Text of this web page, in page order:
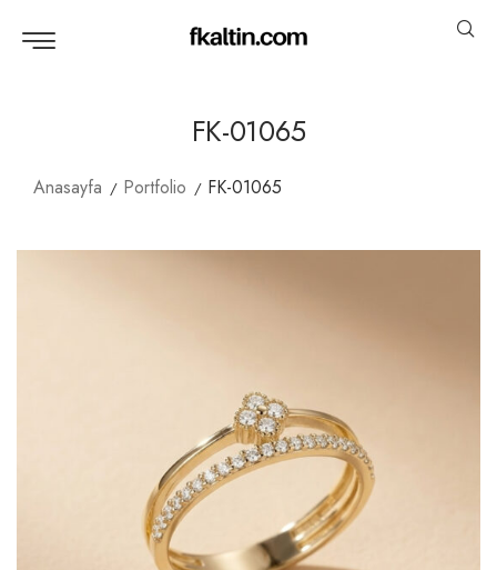
FK-01065
Anasayfa Portfolio FK-01065